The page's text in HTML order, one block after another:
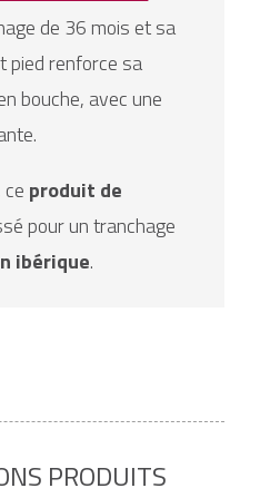
de 36 mois et sa
pied renforce sa
bouche, avec une
produit de
pour un tranchage
ibérique.
PRODUITS